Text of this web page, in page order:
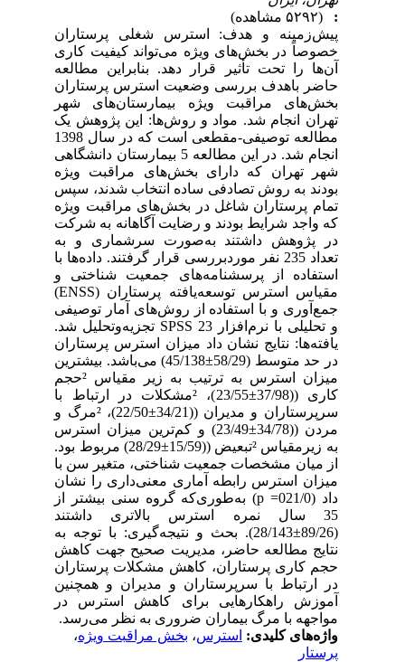
پیش‌زمینه و هدف: استرس شغلی پرستاران
خصوصاً در بخش‌های ویژه می‌تواند کیفیت کاری
آن‌ها را تحت تأثیر قرار دهد. بنابراین مطالعه
حاضر باهدف بررسی وضعیت استرس پرستاران
بخش‌های مراقبت ویژه بیمارستان‌های شهر
تهران انجام شد. مواد و روش‌ها: این پژوهش یک
مطالعه توصیفی-مقطعی است که در سال 1398
انجام شد. در این مطالعه 5 بیمارستان دانشگاهی
شهر تهران که دارای بخش‌های مراقبت ویژه
بودند به روش تصادفی ساده انتخاب شدند، سپس
تمام پرستاران شاغل در بخش‌های مراقبت ویژه
که واجد شرایط بودند و رضایت آگاهانه به شرکت
در پژوهش داشتند به‌صورت سرشماری و به
تعداد 235 نفر موردبررسی قرار گرفتند. داده‌ها با
استفاده از پرسشنامه‌های جمعیت شناختی و
مقیاس استرس توسعه‌یافته پرستاران (ENSS)
جمع‌آوری و با استفاده از روش‌های آمار توصیفی
و تحلیلی با نرم‌افزار 23 SPSS تجزیه‌و‌تحلیل شد.
یافته‌ها: نتایج نشان داد میزان استرس پرستاران
در حد متوسط (58/29±45/138) می‌باشد. بیشترین
میزان استرس به ترتیب به زیر مقیاس ²حجم
کاری ((37/98±23/55)، ²مشکلات در ارتباط با
سرپرستاران و مدیران ((34/21±22/50)، ²مرگ و
مردن ((34/78±23/49) و کم‌ترین میزان استرس
به زیرمقیاس ²تبعیض ((15/59±28/29) مربوط بود.
از میان مشخصات جمعیت شناختی، متغیر سن با
میزان استرس رابطه آماری معنی‌داری را نشان
داد (021/0= p) به‌طوری‌که گروه سنی بیشتر از
35 سال نمره استرس بالاتری داشتند
(89/26±28/143). بحث و نتیجه‌گیری: با توجه به
نتایج مطالعه حاضر، مدیریت صحیح جهت کاهش
حجم کاری پرستاران، کاهش مشکلات پرستاران
در ارتباط با سرپرستاران و مدیران و همچنین
آموزش راهکارهایی برای کاهش استرس در
مواجهه با مرگ بیماران ضروری به نظر می‌رسد.
واژه‌های کلیدی:استرس،بخش مراقبت ویژه،
پرستار